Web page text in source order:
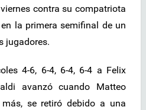
contra su compatriota
la primera semifinal de un
jugadores.
4-6, 6-4, 6-4, 6-4 a Felix
avanzó cuando Matteo
se retiró debido a una